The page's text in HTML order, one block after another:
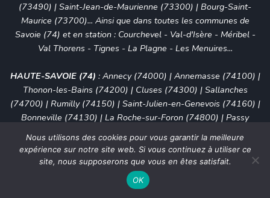
(73490) | Saint-Jean-de-Maurienne (73300) | Bourg-Saint-
Maurice (73700)... Ainsi que dans toutes les communes de
Savoie (74) et en station : Courchevel- Val-d'Isère - Méribel-
Val Thorens- Tignes- La Plagne - Les Menuires...
HAUTE-SAVOIE (74) : Annecy (74000) | Annemasse (74100) |
Thonon-les-Bains (74200) | Cluses (74300) | Sallanches
(74700) | Rumilly (74150) | Saint-Julien-en-Genevois (74160) |
Bonneville (74130) | La Roche-sur-Foron (74800) | Passy
(74190) | Gaillard 74240)... Ainsi que dans toutes les
communes de Haute-Savoie (74) et en station : Chamonix-
Mont-Blanc -Megève-La Clusaz-Avoriaz-Les Gets-
Châtel
Le Grand Bornand
Nous utilisons des cookies pour vous garantir la meilleure
expérience sur notre site web. Si vous continuez à utiliser ce
site, nous supposerons que vous en êtes satisfait.
OK